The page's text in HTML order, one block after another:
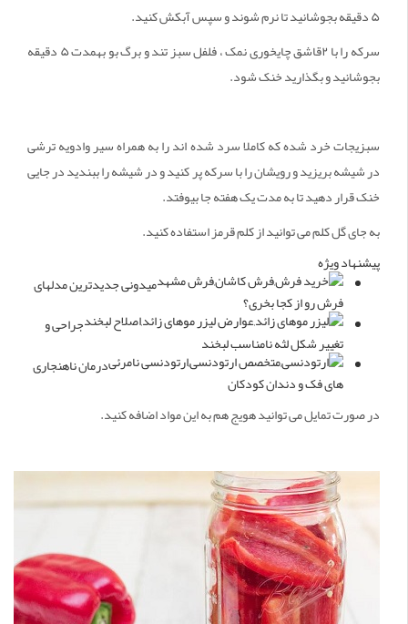
۵ دقیقه بجوشانید تا نرم شوند و سپس آبکش کنید.
سرکه را با ۲قاشق چایخوری نمک ، فلفل سبز تند و برگ بو بهمدت ۵ دقیقه
بجوشانید و بگذارید خنک شود.
سبزیجات خرد شده که کاملا سرد شده اند را به همراه سیر وادویه ترشی
در شیشه بریزید و رویشان را با سرکه پر کنید و در شیشه را ببندید در جایی
خنک قرار دهید تا به مدت یک هفته جا بیوفتد.
به جای گل کلم می توانید از کلم قرمز استفاده کنید.
پیشنهاد ویژه
میدونی جدیدترین مدلهای
فرش رو از کجا بخری؟
جراحی و
تغییر شکل لثه نامناسب لبخند
درمان ناهنجاری
های فک و دندان کودکان
در صورت تمایل می توانید هویج هم به این مواد اضافه کنید.